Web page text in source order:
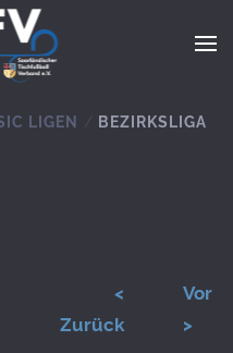
LIGEN
BEZIRKSLIGA
<
Zurück
Vor
>